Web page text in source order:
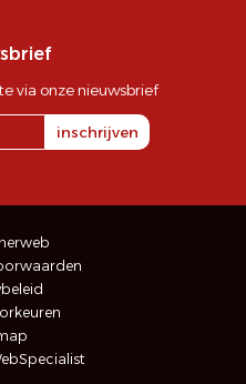
via onze nieuwsbrief
inschrijven